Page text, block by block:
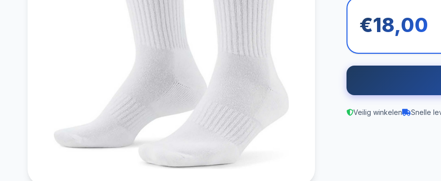
€18,00
Veilig winkelen Snelle